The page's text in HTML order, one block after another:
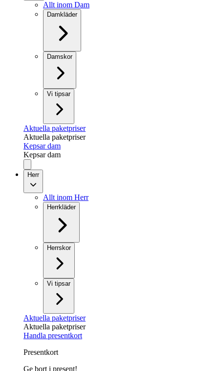
Allt inom Dam
Damkläder
Damskor
Vi tipsar
Aktuella paketpriser
Aktuella paketpriser
Kepsar dam
Kepsar dam
Herr
Allt inom Herr
Herrkläder
Herrskor
Vi tipsar
Aktuella paketpriser
Aktuella paketpriser
Handla presentkort
Presentkort
Ge bort i present!